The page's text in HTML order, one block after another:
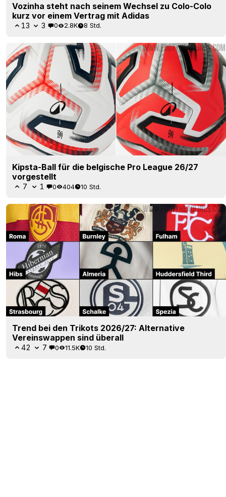
Vozinha steht nach seinem Wechsel zu Colo-Colo
kurz vor einem Vertrag mit Adidas
13 3 0 2.8K 8 Std.
Kipsta-Ball für die belgische Pro League 26/27
vorgestellt
7 1 0 404 10 Std.
Trend bei den Trikots 2026/27: Alternative
Vereinswappen sind überall
42 7 0 11.5K 10 Std.